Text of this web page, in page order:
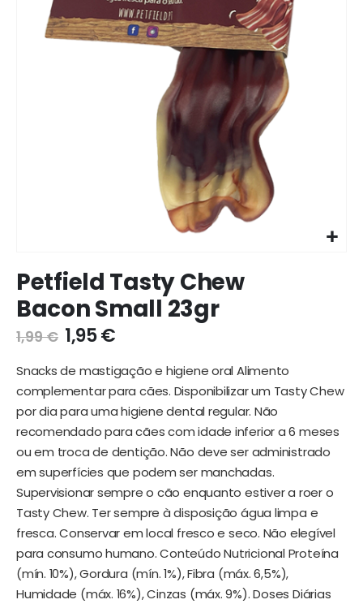
para
o
início
da
galeria
imagens
Petfield Tasty Chew
Bacon Small 23gr
1,99 € 1,95 €
Snacks de mastigação e higiene oral Alimento
complementar para cães. Disponibilizar um Tasty Chew
por dia para uma higiene dental regular. Não
recomendado para cães com idade inferior a 6 meses
ou em troca de dentição. Não deve ser administrado
em superfícies que podem ser manchadas.
Supervisionar sempre o cão enquanto estiver a roer o
Tasty Chew. Ter sempre à disposição água limpa e
fresca. Conservar em local fresco e seco. Não elegível
para consumo humano. Conteúdo Nutricional Proteína
(mín. 10%), Gordura (mín. 1%), Fibra (máx. 6,5%),
Humidade (máx. 16%), Cinzas (máx. 9%). Doses Diárias